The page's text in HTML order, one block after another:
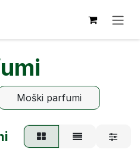
Moški parfumi